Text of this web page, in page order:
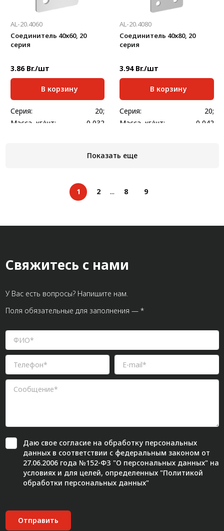
AL-20.4060
Соединитель 40х60, 20
серия
3.86 Br./шт
В корзину
Серия:
20;
Масса, кг/шт:
0,032
AL-20.4080
Соединитель 40х80, 20
серия
3.94 Br./шт
В корзину
Серия:
20;
Масса, кг/шт:
0,042
Показать еще
1 2 ... 8 9
Свяжитесь с нами
У Вас есть вопросы? Напишите нам.
Поля обязательные для заполнения — *
Даю свое согласиена обработку персональных
данных в соответствии с федеральным законом от
27.06.2006 года №152-ФЗ "О персональных данных" на
условиях и для целей, определенных "Политикой
обработки персональных данных"
Отправить